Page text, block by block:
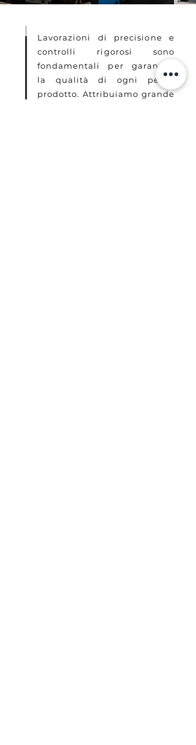
Lavorazioni di precisione e
controlli rigorosi sono
fondamentali per garantire
la qualità di ogni pezzo
prodotto. Attribuiamo grande